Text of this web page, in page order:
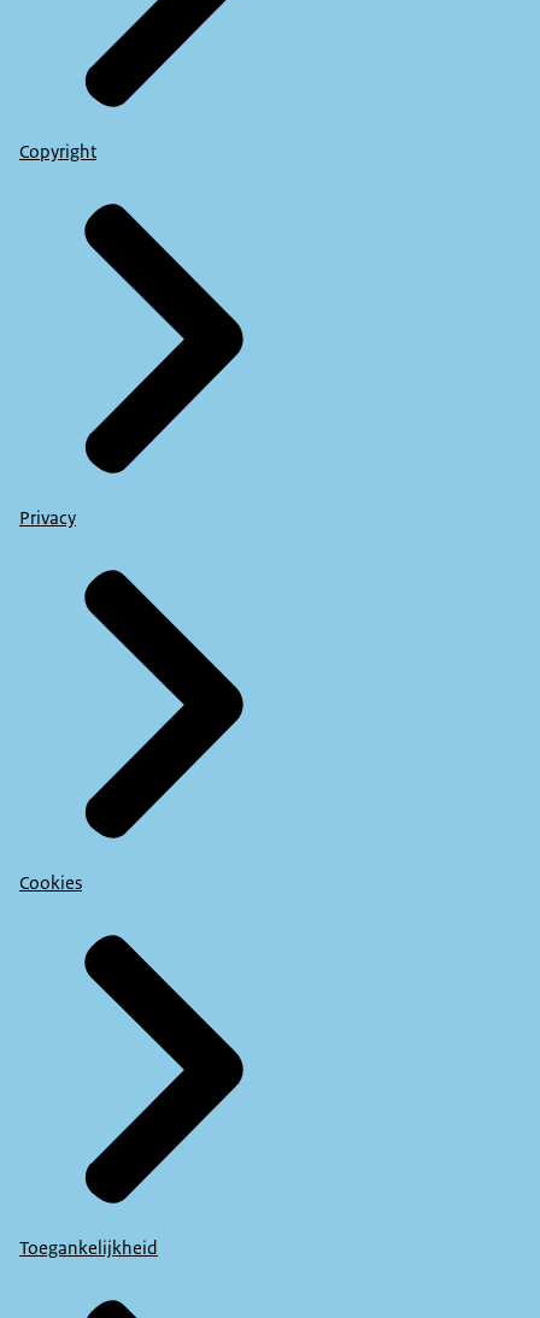
Copyright
Privacy
Cookies
Toegankelijkheid